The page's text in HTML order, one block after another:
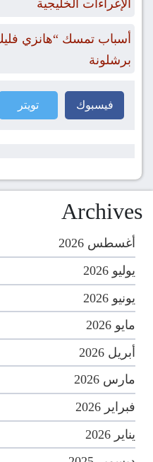
الإغراءات الخليجية
أسباب تمسك “هانزي
برشلونة
فيسبوك تويتر
Archives
أغسطس 2026
يوليو 2026
يونيو 2026
مايو 2026
أبريل 2026
مارس 2026
فبراير 2026
يناير 2026